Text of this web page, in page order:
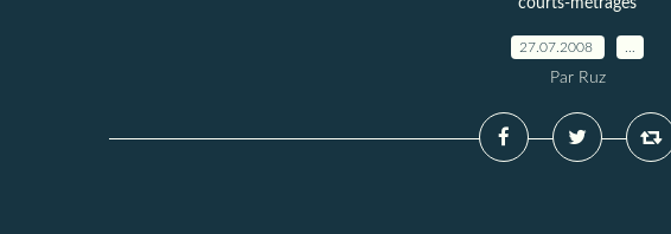
courts-métrages
27.07.2008
Par Ruz